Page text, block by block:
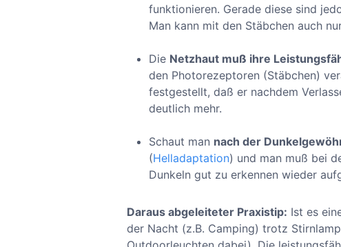
funktionieren. Gerade diese sind
Man kann mit den Stäbchen auch
Die Netzhaut muß ihre
den Photorezeptoren (Stäbchen)
festgestellt, daß er nachdem
deutlich mehr.
Schaut man nach der
(Helladaptation) und man muß bei
Dunkeln gut zu erkennen wieder
Daraus abgeleiteter Praxistip: Ist es
der Nacht (z.B. Camping) trotz